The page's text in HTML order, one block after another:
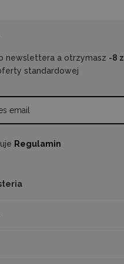
newslettera a otrzymasz -8
standardowej
Regulamin